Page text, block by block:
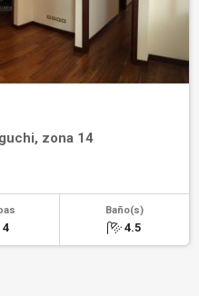
zona 14
4
Baño(s)
4.5